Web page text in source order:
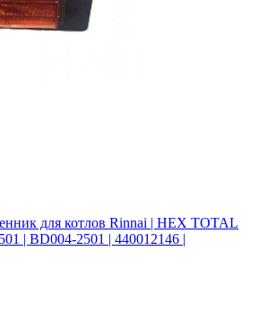
для котлов Rinnai | HEX TOTAL
| BD004-2501 | 440012146 |